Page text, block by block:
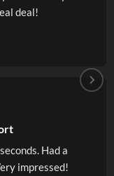
deal!
Had a
impressed!